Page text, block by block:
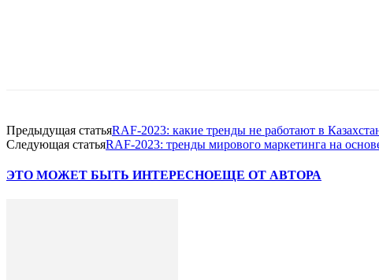
Предыдущая статьяRAF-2023: какие тренды не работают в
Следующая статьяRAF-2023: тренды мирового маркетинга на
ЭТО МОЖЕТ БЫТЬ ИНТЕРЕСНОЕЩЕ ОТ АВТОРА